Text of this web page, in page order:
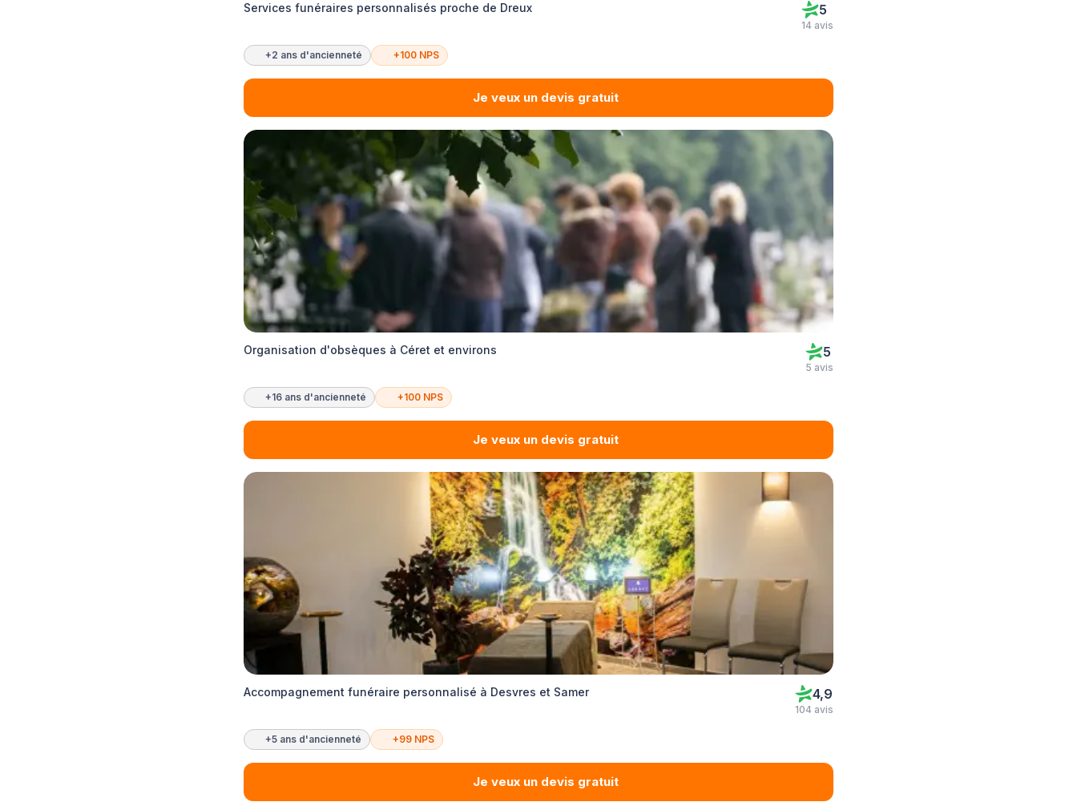
Services funéraires personnalisés proche de Dreux 5
14 avis
+2 ans d'ancienneté +100 NPS
Je veux un devis gratuit
Organisation d'obsèques à Céret et environs 5
5 avis
+16 ans d'ancienneté +100 NPS
Je veux un devis gratuit
Accompagnement funéraire personnalisé à Desvres et Samer 4,9
104 avis
+5 ans d'ancienneté +99 NPS
Je veux un devis gratuit